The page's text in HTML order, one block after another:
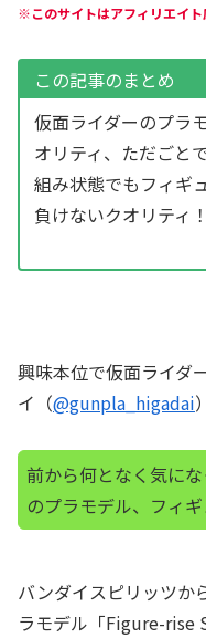
※このサイトはアフィリエイト
この記事のまとめ
仮面ライダーのプラ
オリティ、ただごと
組み状態でもフィギ
負けないクオリティ！
興味本位で仮面ライダ
イ（@gunpla_higadai
前から何となく気に
のプラモデル、フィ
バンダイスピリッツか
ラモデル「Figure-rise